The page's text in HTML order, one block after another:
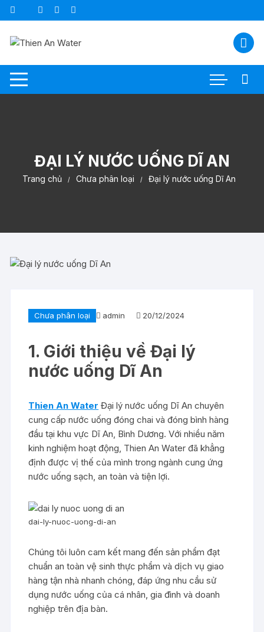
Chuyển
tới
nội
dung
ĐẠI LÝ NƯỚC UỐNG DĨ AN
Trang chủ Chưa phân loại Đại lý nước uống Dĩ An
Chưa phân loại admin 20/12/2024
1. Giới thiệu về Đại lý
nước uống Dĩ An
Thien An Water Đại lý nước uống Dĩ An chuyên
cung cấp nước uống đóng chai và đóng bình hàng
đầu tại khu vực Dĩ An, Bình Dương. Với nhiều năm
kinh nghiệm hoạt động, Thien An Water đã khẳng
định được vị thế của mình trong ngành cung ứng
nước uống sạch, an toàn và tiện lợi.
dai-ly-nuoc-uong-di-an
Chúng tôi luôn cam kết mang đến sản phẩm đạt
chuẩn an toàn vệ sinh thực phẩm và dịch vụ giao
hàng tận nhà nhanh chóng, đáp ứng nhu cầu sử
dụng nước uống của cá nhân, gia đình và doanh
nghiệp trên địa bàn.